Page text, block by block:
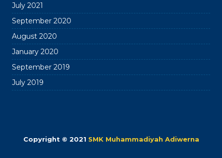
July 2021
September 2020
August 2020
January 2020
September 2019
July 2019
Copyright © 2021 SMK Muhammadiyah Adiwerna